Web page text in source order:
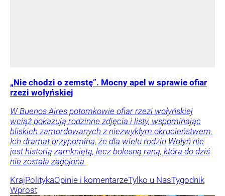
„Nie chodzi o zemstę”. Mocny apel w sprawie ofiar
rzezi wołyńskiej
W Buenos Aires potomkowie ofiar rzezi wołyńskiej
wciąż pokazują rodzinne zdjęcia i listy, wspominając
bliskich zamordowanych z niezwykłym okrucieństwem.
Ich dramat przypomina, że dla wielu rodzin Wołyń nie
jest historią zamkniętą, lecz bolesną raną, która do dziś
nie została zagojona.
KrajPolitykaOpinie i komentarzeTylko u NasTygodnik
Wprost